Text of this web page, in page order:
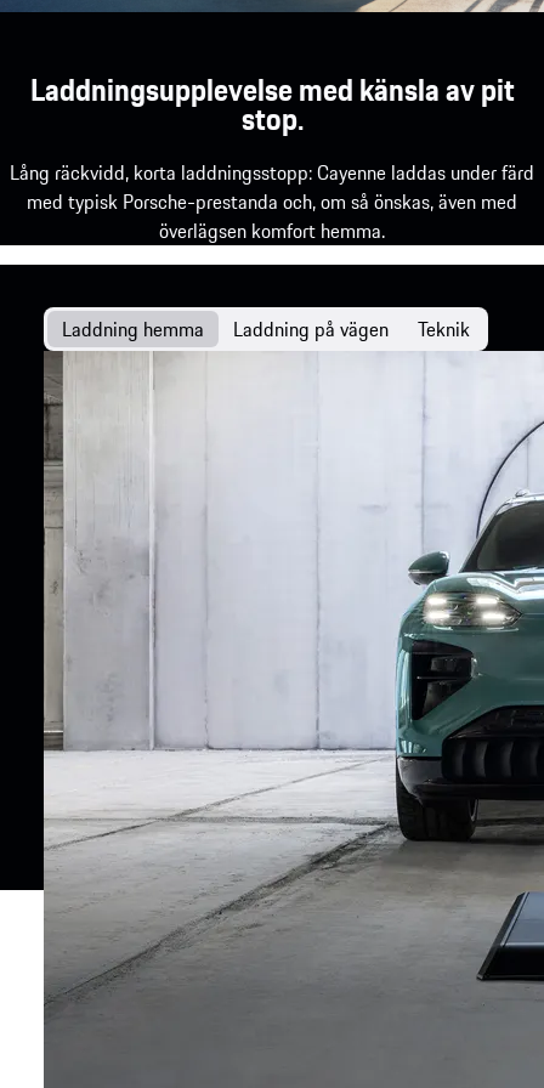
Laddningsupplevelse med känsla av pit
stop.
Lång räckvidd, korta laddningsstopp: Cayenne laddas under färd
med typisk Porsche-prestanda och, om så önskas, även med
överlägsen komfort hemma.
Laddning hemma Laddning på vägen Teknik